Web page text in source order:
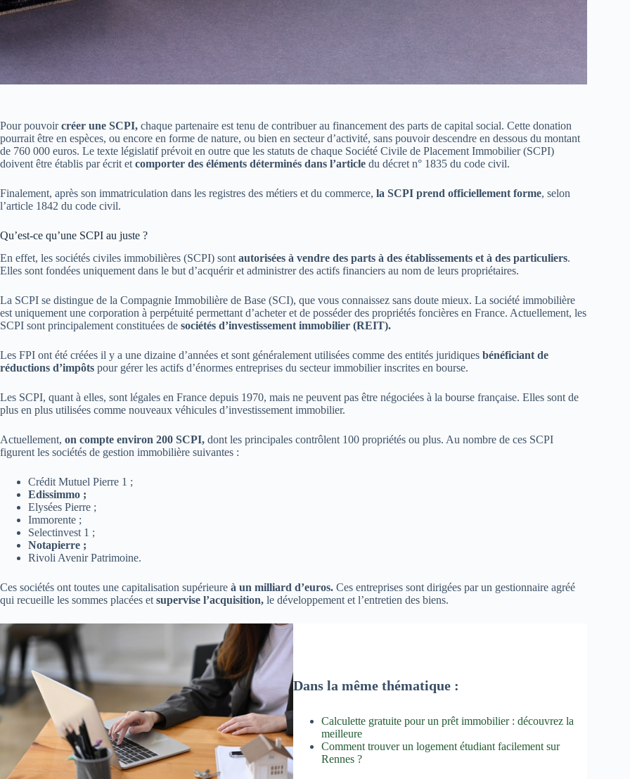
Pour pouvoircréer une SCPI, chaque partenaire est tenu de contribuer au financement des parts de capital social. Cette donation
pourrait être en espèces, ou encore en forme de nature, ou bien en secteur d’activité, sans pouvoir descendre en dessous du montant
de 760 000 euros. Le texte législatif prévoit en outre que les statuts de chaque Société Civile de Placement Immobilier (SCPI)
doivent être établis par écrit et comporter des éléments déterminés dans l’article du décret n° 1835 du code civil.
Finalement, après son immatriculation dans les registres des métiers et du commerce, la SCPI prend officiellement forme, selon
l’article 1842 du code civil.
Qu’est-ce qu’une SCPI au juste ?
En effet, les sociétés civiles immobilières (SCPI) sontautorisées à vendre des parts à des établissements et à des particuliers.
Elles sont fondées uniquement dans le but d’acquérir et administrer des actifs financiers au nom de leurs propriétaires.
La SCPI se distingue de la Compagnie Immobilière de Base (SCI), que vous connaissez sans doute mieux. La société immobilière
est uniquement une corporation à perpétuité permettant d’acheter et de posséder des propriétés foncières en France. Actuellement, les
SCPI sont principalement constituées de sociétés d’investissement immobilier (REIT).
Les FPI ont été créées il y a une dizaine d’années et sont généralement utilisées comme des entités juridiques bénéficiant de
réductions d’impôts pour gérer les actifs d’énormes entreprises du secteur immobilier inscrites en bourse.
Les SCPI, quant à elles, sont légales en France depuis 1970, mais ne peuvent pas être négociées à la bourse française. Elles sont de
plus en plus utilisées comme nouveaux véhicules d’investissement immobilier.
Actuellement, on compte environ 200 SCPI, dont les principales contrôlent 100 propriétés ou plus. Au nombre de ces SCPI
figurent les sociétés de gestion immobilière suivantes :
Crédit Mutuel Pierre 1 ;
Edissimmo ;
Elysées Pierre ;
Immorente ;
Selectinvest 1 ;
Notapierre ;
Rivoli Avenir Patrimoine.
Ces sociétés ont toutes une capitalisation supérieure à un milliard d’euros. Ces entreprises sont dirigées par un gestionnaire agréé
qui recueille les sommes placées etsupervise l’acquisition, le développement et l’entretien des biens.
Dans la même thématique :
Calculette gratuite pour un prêt immobilier : découvrez la
meilleure
Comment trouver un logement étudiant facilement sur
Rennes ?